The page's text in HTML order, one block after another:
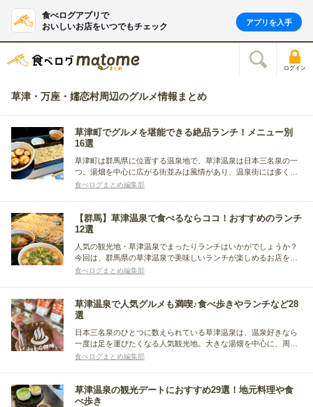
食べログアプリで
おいしいお店をいつでもチェック
アプリを入手
ログイン
草津・万座・嬬恋村周辺のグルメ情報まとめ
草津町でグルメを堪能できる絶品ランチ！メニュー別
16選
草津町は群馬県に位置する温泉地で、草津温泉は日本三名泉の一
つ。湯畑を中心に広がる街並みは風情があり、温泉街には多くの
旅館や土産物店が並びます。自然豊かな環境で四季折々の景色も
食べログまとめ編集部
【群馬】草津温泉で食べるならココ！おすすめのランチ
12選
人気の観光地・草津温泉でまったりランチはいかがでしょうか？
今回は、群馬県の草津温泉で美味しいランチが楽しめるお店を食
べログレビューからまとめました。心も体も癒やされる土地で、
食べログまとめ編集部
草津温泉で人気グルメも満喫♪食べ歩きやランチなど28
選
日本三名泉のひとつに数えられている草津温泉は、温泉好きなら
一度は足を運びたくなる人気観光地。大きな湯畑を中心に、周辺
には多くの宿や飲食店が点在しています。今回は、そんな草津温
す。
食べログまとめ編集部
草津温泉の観光デートにおすすめ29選！地元料理や食
べ歩き